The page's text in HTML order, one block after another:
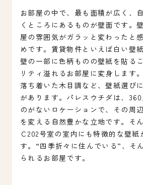
お部屋の中で、最も面積が広く、
くところにあるものが壁面です。
屋の雰囲気がガラッと変わったと
めです。賃貸物件といえば白い壁
壁の一部に色柄ものの壁紙を貼る
リティ溢れるお部屋に変身します
落ち着いた木目調など、壁紙選び
があります。パレスウチダは、
のがないロケーションで、その周
を変える自然豊かな立地です。そ
Ｃ202号室の室内にも特徴的な壁紙
す。“四季折々に住んでいる”、そ
られるお部屋です。